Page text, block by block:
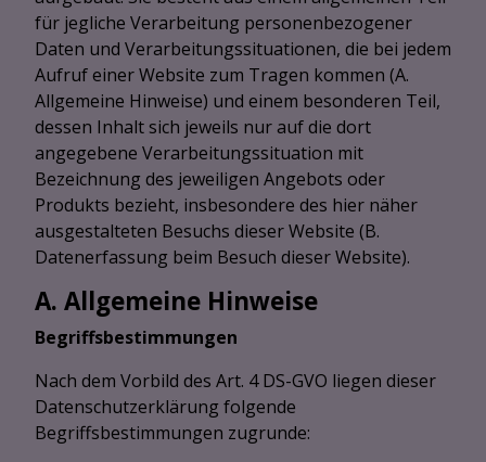
für jegliche Verarbeitung personenbezogener
Daten und Verarbeitungssituationen, die bei jedem
Aufruf einer Website zum Tragen kommen (A.
Allgemeine Hinweise) und einem besonderen Teil,
dessen Inhalt sich jeweils nur auf die dort
angegebene Verarbeitungssituation mit
Bezeichnung des jeweiligen Angebots oder
Produkts bezieht, insbesondere des hier näher
ausgestalteten Besuchs dieser Website (B.
Datenerfassung beim Besuch dieser Website).
A. Allgemeine Hinweise
Begriffsbestimmungen
Nach dem Vorbild des Art. 4 DS-GVO liegen dieser
Datenschutzerklärung folgende
Begriffsbestimmungen zugrunde: